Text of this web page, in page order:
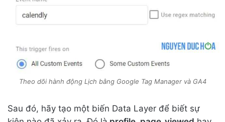
Theo dõi hành động Lịch bằng Google Tag Manager và GA4
Sau đó, hãy tạo một biến Data Layer để biết sự